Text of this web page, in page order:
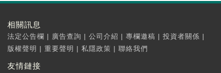
相關訊息
法定公告欄 | 廣告查詢 | 公司介紹 | 專欄邀稿 | 投資者關係 |
版權聲明 | 重要聲明 | 私隱政策 | 聯絡我們
友情鏈接